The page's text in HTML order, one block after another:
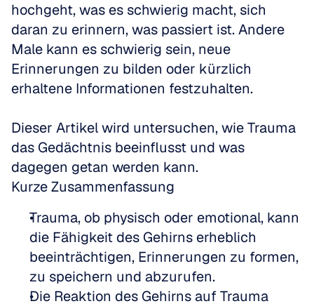
hochgeht, was es schwierig macht, sich
daran zu erinnern, was passiert ist. Andere
Male kann es schwierig sein, neue
Erinnerungen zu bilden oder kürzlich
erhaltene Informationen festzuhalten.
Dieser Artikel wird untersuchen, wie Trauma
das Gedächtnis beeinflusst und was
dagegen getan werden kann.
Kurze Zusammenfassung
Trauma, ob physisch oder emotional, kann
die Fähigkeit des Gehirns erheblich
beeinträchtigen, Erinnerungen zu formen,
zu speichern und abzurufen.
Die Reaktion des Gehirns auf Trauma